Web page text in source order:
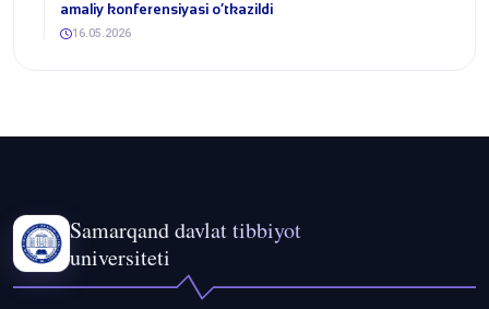
amaliy konferensiyasi o‘tkazildi
16.05.2026
Samarqand davlat tibbiyot
universiteti